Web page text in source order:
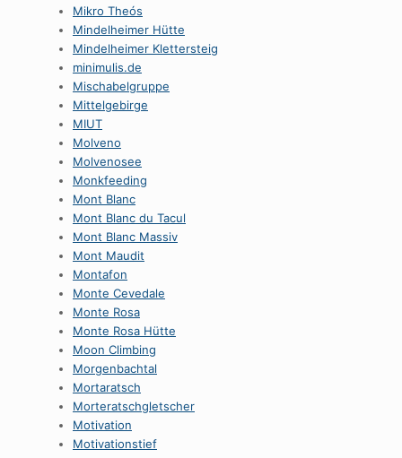
Mikro Theós
Mindelheimer Hütte
Mindelheimer Klettersteig
minimulis.de
Mischabelgruppe
Mittelgebirge
MIUT
Molveno
Molvenosee
Monkfeeding
Mont Blanc
Mont Blanc du Tacul
Mont Blanc Massiv
Mont Maudit
Montafon
Monte Cevedale
Monte Rosa
Monte Rosa Hütte
Moon Climbing
Morgenbachtal
Mortaratsch
Morteratschgletscher
Motivation
Motivationstief